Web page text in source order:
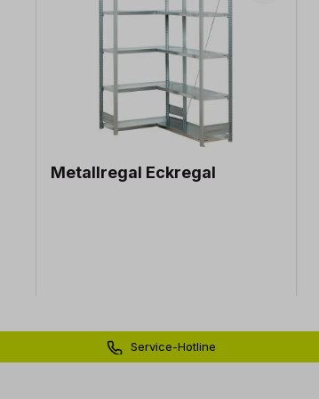
Metallregal Eckregal
Service-Hotline